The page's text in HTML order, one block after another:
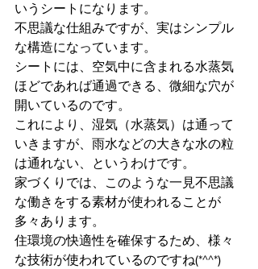
いうシートになります。
不思議な仕組みですが、実はシンプル
な構造になっています。
シートには、空気中に含まれる水蒸気
ほどであれば通過できる、微細な穴が
開いているのです。
これにより、湿気（水蒸気）は通って
いきますが、雨水などの大きな水の粒
は通れない、というわけです。
家づくりでは、このような一見不思議
な働きをする素材が使われることが
多々あります。
住環境の快適性を確保するため、様々
な技術が使われているのですね(*^^*)